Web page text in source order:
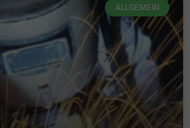
ALLGEMEIN